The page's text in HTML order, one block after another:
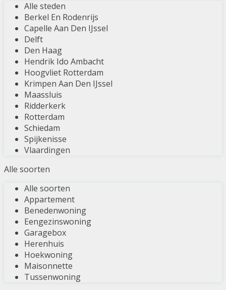
Alle steden
Berkel En Rodenrijs
Capelle Aan Den IJssel
Delft
Den Haag
Hendrik Ido Ambacht
Hoogvliet Rotterdam
Krimpen Aan Den IJssel
Maassluis
Ridderkerk
Rotterdam
Schiedam
Spijkenisse
Vlaardingen
Alle soorten
Alle soorten
Appartement
Benedenwoning
Eengezinswoning
Garagebox
Herenhuis
Hoekwoning
Maisonnette
Tussenwoning